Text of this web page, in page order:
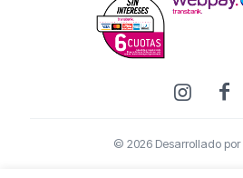
© 2026 Desarrollado por